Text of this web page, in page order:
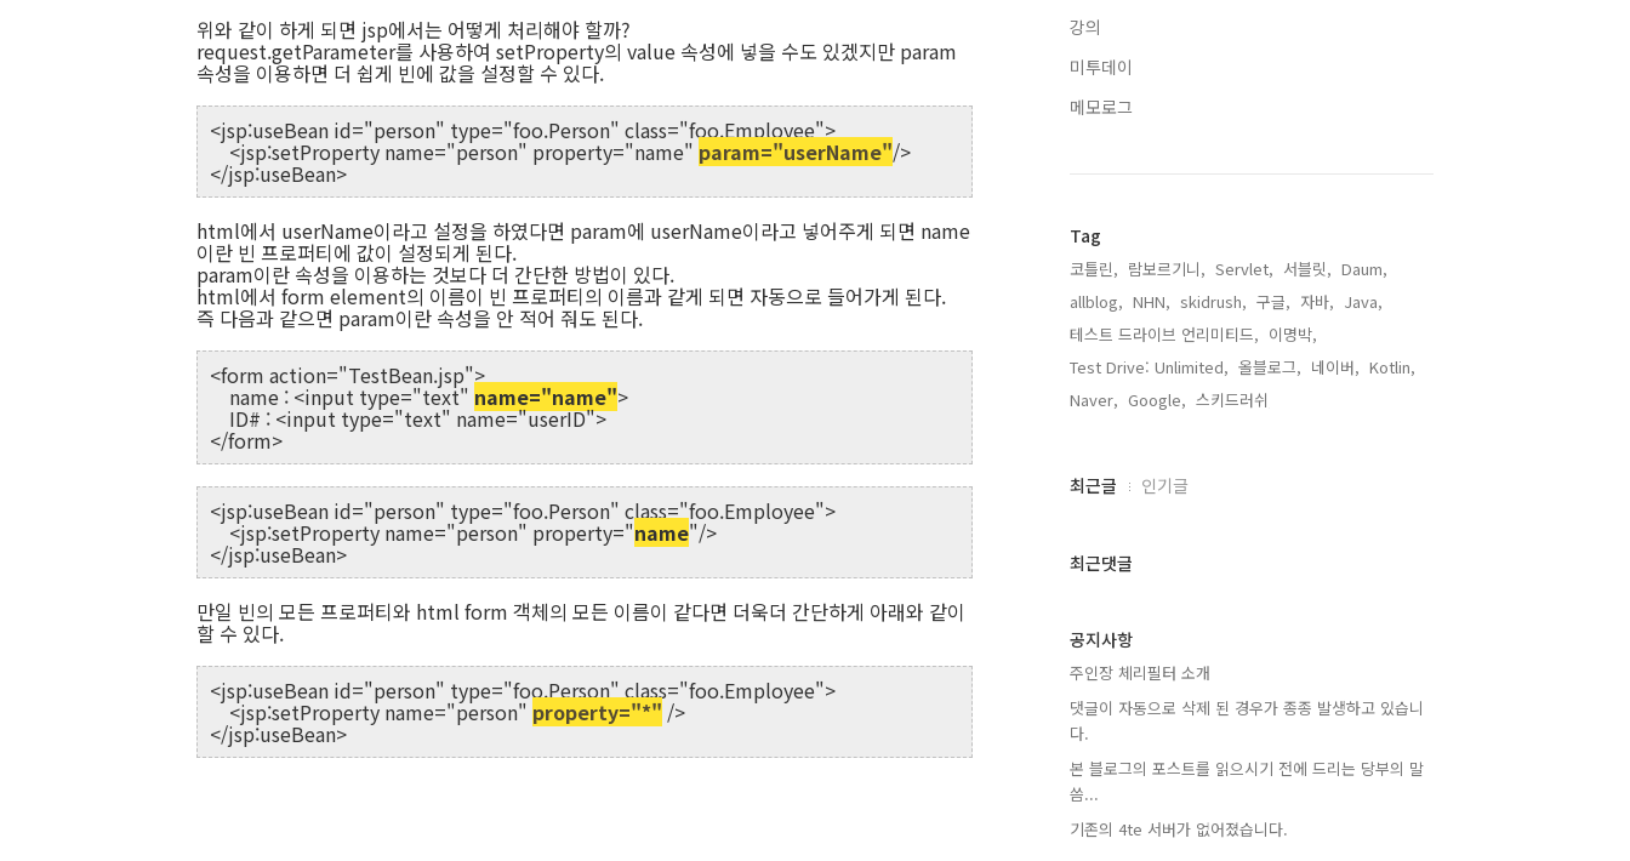
위와 같이 하게 되면 jsp에서는 어떻게 처리해야 할까?
request.getParameter를 사용하여 setProperty의 value 속성에 넣을 수도 있겠지만 param
속성을 이용하면 더 쉽게 빈에 값을 설정할 수 있다.
<jsp:useBean id="person" type="foo.Person" class="foo.Employee">
<jsp:setProperty name="person" property="name" param="userName"/>
</jsp:useBean>
html에서 userName이라고 설정을 하였다면 param에 userName이라고 넣어주게 되면 name
이란 빈 프로퍼티에 값이 설정되게 된다.
param이란 속성을 이용하는 것보다 더 간단한 방법이 있다.
html에서 form element의 이름이 빈 프로퍼티의 이름과 같게 되면 자동으로 들어가게 된다.
즉 다음과 같으면 param이란 속성을 안 적어 줘도 된다.
<form action="TestBean.jsp">
name : <input type="text" name="name">
ID# : <input type="text" name="userID">
</form>
<jsp:useBean id="person" type="foo.Person" class="foo.Employee">
<jsp:setProperty name="person" property="name"/>
</jsp:useBean>
만일 빈의 모든 프로퍼티와 html form 객체의 모든 이름이 같다면 더욱더 간단하게 아래와 같이
할 수 있다.
<jsp:useBean id="person" type="foo.Person" class="foo.Employee">
<jsp:setProperty name="person" property="*" />
</jsp:useBean>
강의
미투데이
메모로그
Tag
코틀린, 람보르기니, Servlet, 서블릿, Daum,
allblog, NHN, skidrush, 구글, 자바, Java,
테스트 드라이브 언리미티드, 이명박,
Test Drive: Unlimited, 올블로그, 네이버, Kotlin,
Naver, Google, 스키드러쉬,
최
과
글
최근글 인기글
최근댓글
공지사항
주인장 체리필터 소개
댓글이 자동으로 삭제 된 경우가 종종 발생하고 있습니
다.
본 블로그의 포스트를 읽으시기 전에 드리는 당부의 말
씀...
기존의 4te 서버가 없어졌습니다.